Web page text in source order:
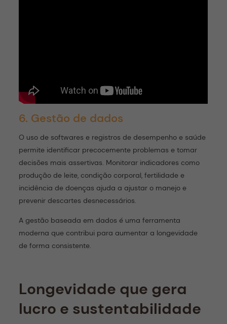
6. Gestão de dados
O uso de softwares e registros de desempenho e saúde
permite identificar precocemente problemas e tomar
decisões mais assertivas. Monitorar indicadores como
produção de leite, condição corporal, fertilidade e
incidência de doenças ajuda a ajustar o manejo e
prevenir descartes desnecessários.
A gestão baseada em dados é uma ferramenta
moderna que contribui para aumentar a longevidade
de forma consistente.
Longevidade que gera
lucro e sustentabilidade